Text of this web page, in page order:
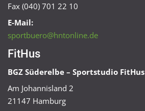
Fax (040) 701 22 10
E-Mail:
sportbuero@hntonline.de
FitHus
BGZ Süderelbe – Sportstudio FitHus
Am Johannisland 2
21147 Hamburg